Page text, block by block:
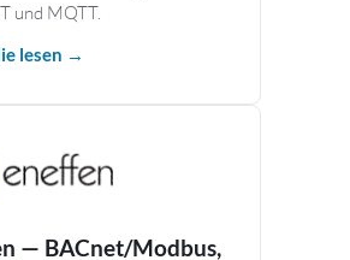
und MQTT.
lesen →
— BACnet/Modbus,